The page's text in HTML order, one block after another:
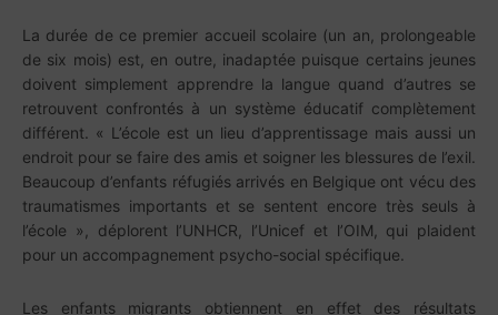
La durée de ce premier accueil scolaire (un an, prolongeable
de six mois) est, en outre, inadaptée puisque certains jeunes
doivent simplement apprendre la langue quand d’autres se
retrouvent confrontés à un système éducatif complètement
différent. « L’école est un lieu d’apprentissage mais aussi un
endroit pour se faire des amis et soigner les blessures de l’exil.
Beaucoup d’enfants réfugiés arrivés en Belgique ont vécu des
traumatismes importants et se sentent encore très seuls à
l’école », déplorent l’UNHCR, l’Unicef et l’OIM, qui plaident
pour un accompagnement psycho-social spécifique.
Les enfants migrants obtiennent en effet des résultats